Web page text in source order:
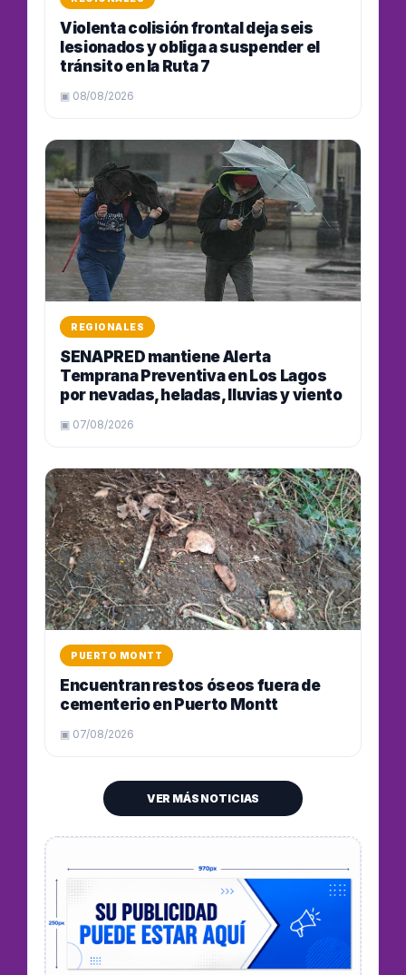
Violenta colisión frontal deja seis
lesionados y obliga a suspender el
tránsito en la Ruta 7
▣ 08/08/2026
REGIONALES
SENAPRED mantiene Alerta
Temprana Preventiva en Los Lagos
por nevadas, heladas, lluvias y viento
▣ 07/08/2026
PUERTO MONTT
Encuentran restos óseos fuera de
cementerio en Puerto Montt
▣ 07/08/2026
VER MÁS NOTICIAS